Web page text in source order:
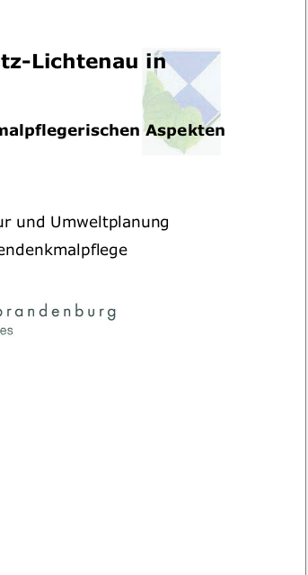
Lichtenau in
Aspekten
und Umweltplanung